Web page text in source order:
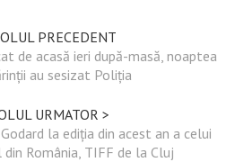
PRECEDENT
de acasă ieri după-masă, noaptea
au sesizat Poliția
URMATOR >
la ediția din acest an a celui
România, TIFF de la Cluj